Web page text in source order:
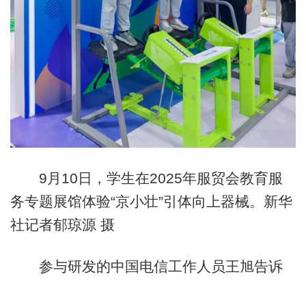
9月10日，学生在2025年服贸会教育服
务专题展馆体验“京小壮”引体向上器械。新华
社记者郁琼源 摄
参与研发的中国电信工作人员王旭告诉